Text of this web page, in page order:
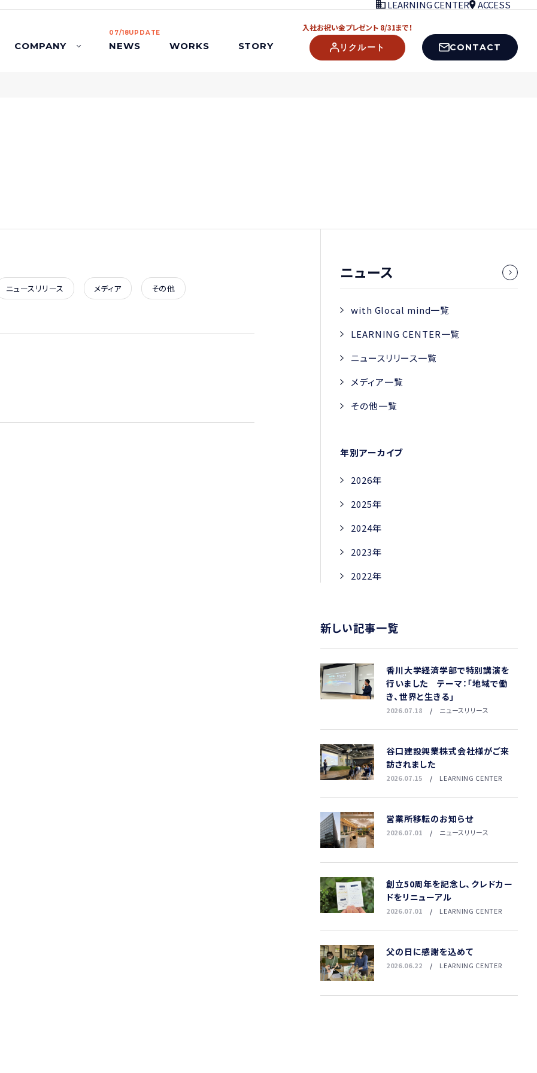
LEARNING CENTER ACCESS
COMPANY NEWS
07/18UPDATE
WORKS STORY
入社お祝い金プレゼント 8/31まで！
リクルート CONTACT
ニュースリリース メディア その他
ニュース
with Glocal mind一覧
LEARNING CENTER一覧
ニュースリリース一覧
メディア一覧
その他一覧
年別アーカイブ
2026年
2025年
2024年
2023年
2022年
新しい記事一覧
香川大学経済学部で特別講演を
行いました テーマ：「地域で働
き、世界と生きる」
2026.07.18 ニュースリリース
谷口建設興業株式会社様がご来
訪されました
2026.07.15 LEARNING CENTER
営業所移転のお知らせ
2026.07.01 ニュースリリース
創立50周年を記念し、クレドカー
ドをリニューアル
2026.07.01 LEARNING CENTER
父の日に感謝を込めて
2026.06.22 LEARNING CENTER